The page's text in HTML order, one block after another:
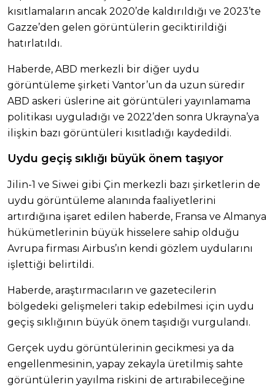
kısıtlamaların ancak 2020’de kaldırıldığı ve 2023’te
Gazze’den gelen görüntülerin geciktirildiği
hatırlatıldı.
Haberde, ABD merkezli bir diğer uydu
görüntüleme şirketi Vantor’un da uzun süredir
ABD askeri üslerine ait görüntüleri yayınlamama
politikası uyguladığı ve 2022’den sonra Ukrayna’ya
ilişkin bazı görüntüleri kısıtladığı kaydedildi.
Uydu geçiş sıklığı büyük önem taşıyor
Jilin-1 ve Siwei gibi Çin merkezli bazı şirketlerin de
uydu görüntüleme alanında faaliyetlerini
artırdığına işaret edilen haberde, Fransa ve Almanya
hükümetlerinin büyük hisselere sahip olduğu
Avrupa firması Airbus’ın kendi gözlem uydularını
işlettiği belirtildi.
Haberde, araştırmacıların ve gazetecilerin
bölgedeki gelişmeleri takip edebilmesi için uydu
geçiş sıklığının büyük önem taşıdığı vurgulandı.
Gerçek uydu görüntülerinin gecikmesi ya da
engellenmesinin, yapay zekayla üretilmiş sahte
görüntülerin yayılma riskini de artırabileceğine